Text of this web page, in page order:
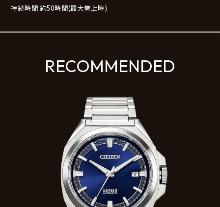
持続時間:約50時間(最大巻上時)
RECOMMENDED